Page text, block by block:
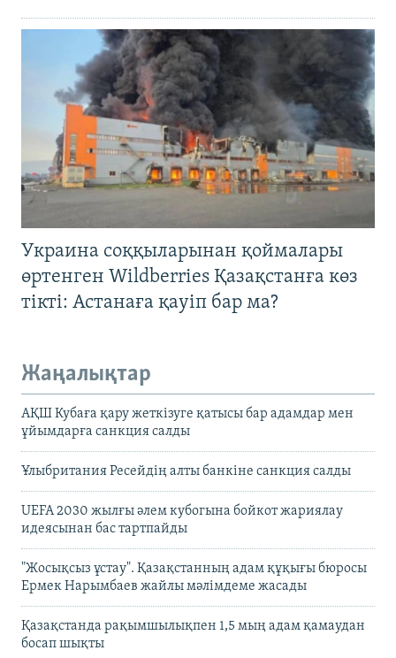
Украина соққыларынан қоймалары
өртенген Wildberries Қазақстанға көз
тікті: Астанаға қауіп бар ма?
Жаңалықтар
АҚШ Кубаға қару жеткізуге қатысы бар адамдар мен
ұйымдарға санкция салды
Ұлыбритания Ресейдің алты банкіне санкция салды
UEFA 2030 жылғы әлем кубогына бойкот жариялау
идеясынан бас тартпайды
"Жосықсыз ұстау". Қазақстанның адам құқығы бюросы
Ермек Нарымбаев жайлы мәлімдеме жасады
Қазақстанда рақымшылықпен 1,5 мың адам қамаудан
босап шықты